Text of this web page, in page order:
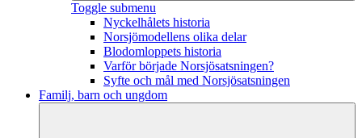
Toggle submenu
Nyckelhålets historia
Norsjömodellens olika delar
Blodomloppets historia
Varför började Norsjösatsningen?
Syfte och mål med Norsjösatsningen
Familj, barn och ungdom